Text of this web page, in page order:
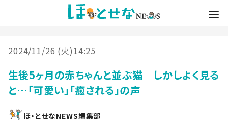
2024/11/26 (火)14:25
生後5ヶ月の赤ちゃんと並ぶ猫 しかしよく見る
と…「可愛い」「癒される」の声
ほ・とせなNEWS編集部